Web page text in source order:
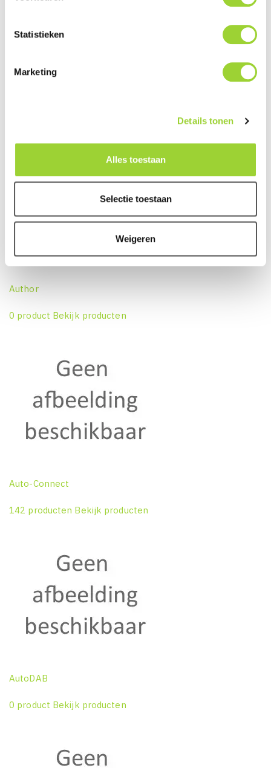
Statistieken
Marketing
Details tonen
Alles toestaan
Selectie toestaan
Weigeren
Author
0 product Bekijk producten
Auto-Connect
142 producten Bekijk producten
AutoDAB
0 product Bekijk producten